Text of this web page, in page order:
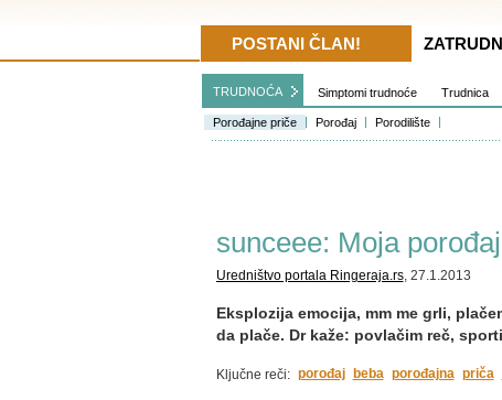
TRUDNOĆA Simptomi trudnoće Trudnica
Porođajne priče Porođaj Porodilište
sunceee: Moja
Uredništvo portala Ringeraja.rs, 27.1.2013
Eksplozija emocija, mm me grli,
da plače. Dr kaže: povlačim reč,
Ključne reči: porođaj beba porođajna priča
POSTANI ČLAN!